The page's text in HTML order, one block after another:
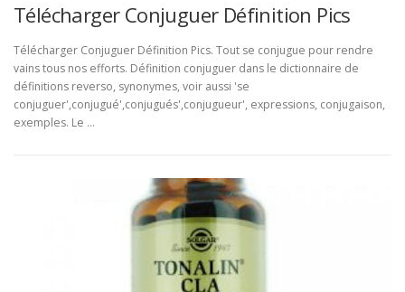
Télécharger Conjuguer Définition Pics
Télécharger Conjuguer Définition Pics. Tout se conjugue pour rendre
vains tous nos efforts. Définition conjuguer dans le dictionnaire de
définitions reverso, synonymes, voir aussi 'se
conjuguer',conjugué',conjugués',conjugueur', expressions, conjugaison,
exemples. Le …